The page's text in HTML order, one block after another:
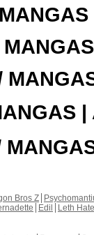
|
Bros Z
Edil
Leth Hate